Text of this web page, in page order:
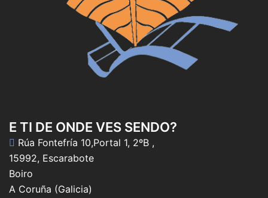
E TI DE ONDE VES SENDO?
Rúa Fontefría 10,Portal 1, 2ºB ,
15992, Escarabote
Boiro
A Coruña (Galicia)